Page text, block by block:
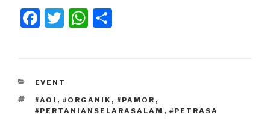
F
e
b
o
T
W
A
p
KATEGORI
EVENT
TAG
#AOI , #ORGANIK , #PAMOR ,
#PERTANIANSELARASALAM , #PETRASA